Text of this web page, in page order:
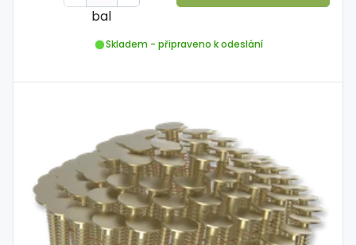
bal
Skladem - připraveno k odeslání